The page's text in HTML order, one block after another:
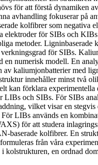
för att förstå dynamiken
avhandling fokuserar på
kolfibrer som negativa
elektroder för SIBs och
metoder. Ligninbaserade
för SIBs.
en numerisk modell. En
av kaliumjonbatterier med
innehåller minst två
kan förklara
LIBs och SIBs. För SIBs
vilket visar en stegvis
LIBs används en
för att studera
baserade kolfibrer. En
från våra
kolstrukturen, en ordnad